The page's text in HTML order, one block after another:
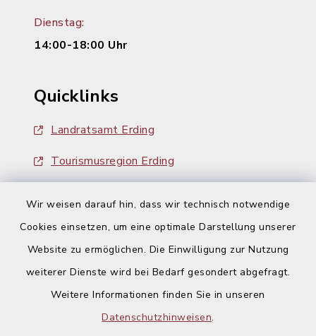
Wir weisen darauf hin, dass wir technisch notwendige
Cookies einsetzen, um eine optimale Darstellung unserer
Website zu ermöglichen. Die Einwilligung zur Nutzung
weiterer Dienste wird bei Bedarf gesondert abgefragt.
Weitere Informationen finden Sie in unseren
Datenschutzhinweisen.
Dienstag:
14:00-18:00 Uhr
Quicklinks
Landratsamt Erding
Tourismusregion Erding
Kontakt